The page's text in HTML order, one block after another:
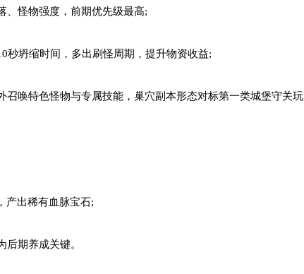
、怪物强度，前期优先级最高;
秒坍缩时间，多出刷怪周期，提升物资收益;
召唤特色怪物与专属技能，巢穴副本形态对标第一类城堡守关玩
产出稀有血脉宝石;
期养成关键。